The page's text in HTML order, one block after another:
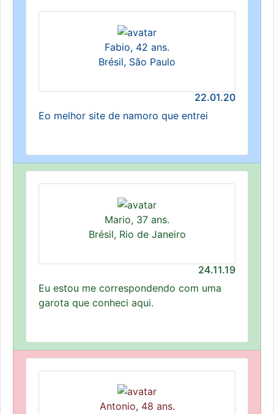
Fabio, 42 ans.
Brésil, São Paulo
22.01.20
Eo melhor site de namoro que entrei
Mario, 37 ans.
Brésil, Rio de Janeiro
24.11.19
Eu estou me correspondendo com uma
garota que conheci aqui.
Antonio, 48 ans.